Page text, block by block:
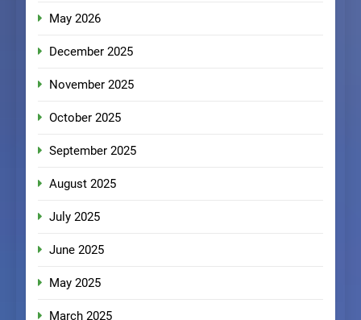
May 2026
December 2025
November 2025
October 2025
September 2025
August 2025
July 2025
June 2025
May 2025
March 2025